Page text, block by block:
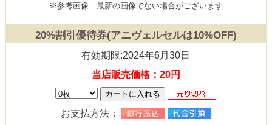
※参考画像 最新の画像でない場合がございます
20%割引優待券(アニヴェルセルは10%OFF)
有効期限:2024年6月30日
当店販売価格：20円
お支払方法：